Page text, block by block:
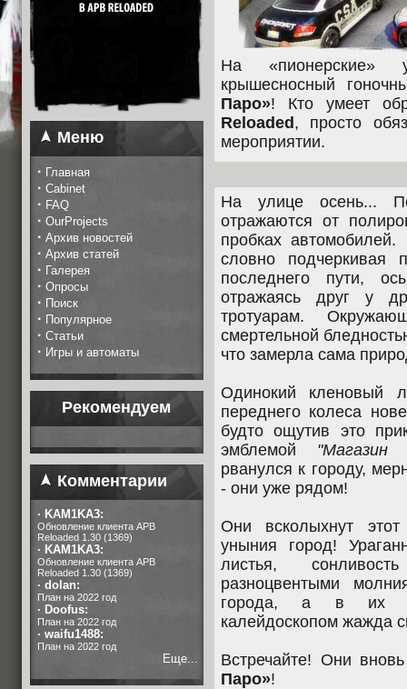
Меню
· Главная
· Cabinet
· FAQ
· OurProjects
· Архив новостей
· Архив статей
· Галерея
· Опросы
· Поиск
· Популярное
· Статьи
· Игры и автоматы
Рекомендуем
Комментарии
· KAM1KA3:
Обновление клиента APB
Reloaded 1.30 (1369)
· KAM1KA3:
Обновление клиента APB
Reloaded 1.30 (1369)
· dolan:
План на 2022 год
· Doofus:
План на 2022 год
· waifu1488:
План на 2022 год
Еще...
На «пионерские»
крышесносный
Паро»! Кто умеет
Reloaded , просто
мероприятии.
На улице осень...
отражаются от
пробках
словно подчеркивая
последнего пути,
отражаясь друг у
тротуарам.
смертельной
что замерла сама
Одинокий кленовый
переднего колеса
будто ощутив это
эмблемой
рванулся к городу,
- они уже рядом!
Они всколыхнут
уныния город!
листья,
разноцвентыми
города, а в их
калейдоскопом жажда
Встречайте! Они
Паро»!